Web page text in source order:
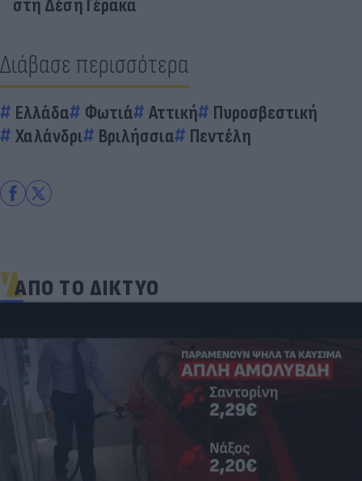
στη Δέση Γέρακα
Διάβασε περισσότερα
Ελλάδα Φωτιά Αττική
Πυροσβεστική
Χαλάνδρι
Βριλήσσια Πεντέλη
ΑΠΟ ΤΟ ΔΙΚΤΥΟ